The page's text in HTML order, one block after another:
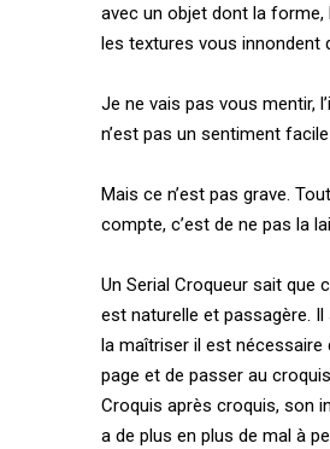
avec un objet dont la forme,
les textures vous innondent
Je ne vais pas vous mentir,
n’est pas un sentiment
Mais ce n’est pas grave.
compte, c’est de ne pas la
Un Serial Croqueur sait que
est naturelle et passagère.
la maîtriser il est nécessaire
page et de passer au
Croquis après croquis, son
a de plus en plus de mal à